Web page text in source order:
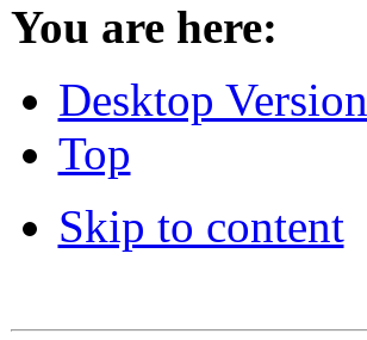
You are here:
Desktop Version
Top
Skip to content